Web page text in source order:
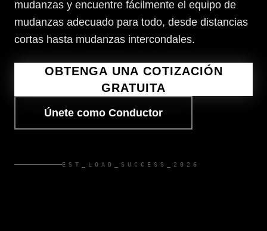
mudanzas y encuentre fácilmente el equipo de
mudanzas adecuado para todo, desde distancias
cortas hasta mudanzas intercondales.
OBTENGA UNA COTIZACIÓN
GRATUITA
Únete como Conductor
EST_LOAD_SUCCESS_2026